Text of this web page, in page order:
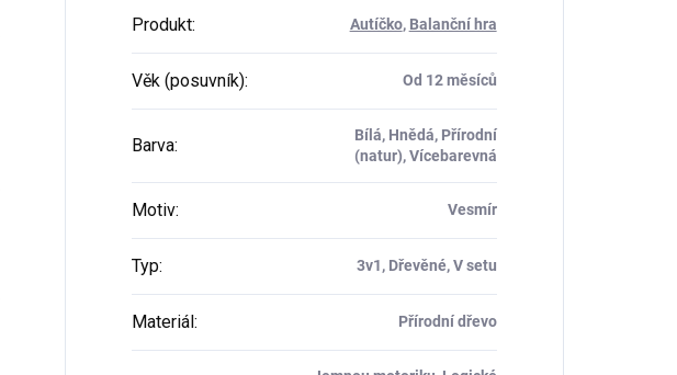
Produkt: Autíčko, Balanční hra
Věk (posuvník): Od 12 měsíců
Barva:
Bílá, Hnědá, Přírodní
(natur), Vícebarevná
Motiv: Vesmír
Typ: 3v1, Dřevěné, V setu
Materiál : Přírodní dřevo